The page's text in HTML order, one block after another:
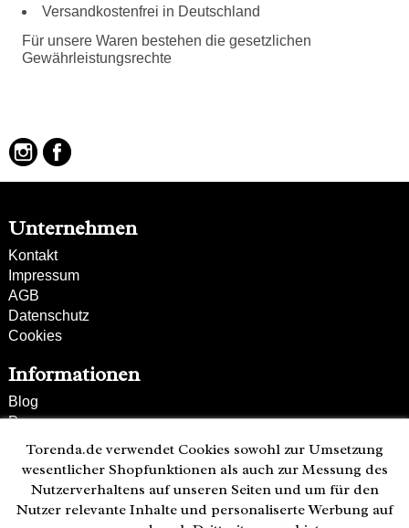
Schulterriemen
Besonderheiten:
verstell- und abnehmbarer Schultergurt
Versandkostenfrei in Deutschland
Für unsere Waren bestehen die gesetzlichen
Gewährleistungsrechte
Unternehmen
Kontakt
Impressum
AGB
Datenschutz
Cookies
Informationen
Blog
Presse
Partner
Versand und Zahlung
Bestellung wiederrufen
Kunden-Hotline
Torenda.de verwendet Cookies sowohl zur Umsetzung
wesentlicher Shopfunktionen als auch zur Messung des
Nutzerverhaltens auf unseren Seiten und um für den
Nutzer relevante Inhalte und personaliserte Werbung auf